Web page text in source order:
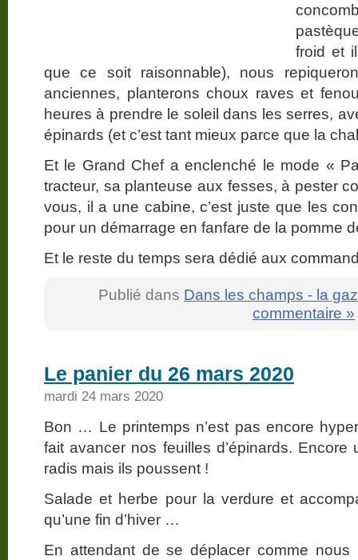
froid et
que ce soit raisonnable), nous
anciennes, planterons choux raves et
heures à prendre le soleil dans les serres,
épinards (et c’est tant mieux parce que la
Et le Grand Chef a enclenché le mode «
tracteur, sa planteuse aux fesses, à pester
vous, il a une cabine, c’est juste que les
pour un démarrage en fanfare de la pomme
Et le reste du temps sera dédié aux
Publié dans Dans les champs - la
commentaire »
Le panier du 26 mars 2020
mardi 24 mars 2020
Bon … Le printemps n’est pas encore
fait avancer nos feuilles d’épinards.
radis mais ils poussent !
Salade et herbe pour la verdure et
qu’une fin d’hiver …
En attendant de se déplacer comme